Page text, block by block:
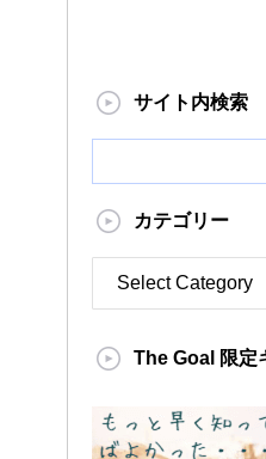
サイト内検索
カテゴリー
The Goal 限定